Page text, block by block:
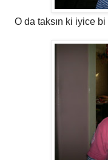
O da taksın ki iyice